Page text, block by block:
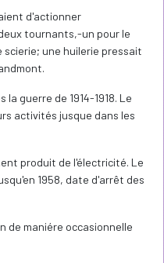
d'actionner
tournants,-un pour le
une huilerie pressait
guerre de 1914-1918. Le
activités jusque dans les
produit de l'électricité. Le
1958, date d'arrêt des
de maniére occasionnelle